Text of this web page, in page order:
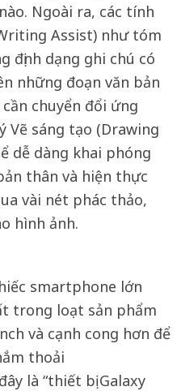
Ngoài ra, các tính
Assist) như tóm
định dạng ghi chú có
những đoạn văn bản
chuyển đổi ứng
Vẽ sáng tạo (Drawing
dễ dàng khai phóng
thân và hiện thực
vài nét phác thảo,
hình ảnh.
smartphone lớn
trong loạt sản phẩm
và cạnh cong hơn để
thoải
là “thiết bị Galaxy